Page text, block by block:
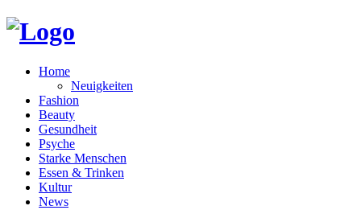
Home
Neuigkeiten
Fashion
Beauty
Gesundheit
Psyche
Starke Menschen
Essen & Trinken
Kultur
News